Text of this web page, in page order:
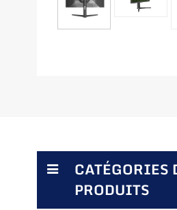
CATÉGORIES
PRODUITS